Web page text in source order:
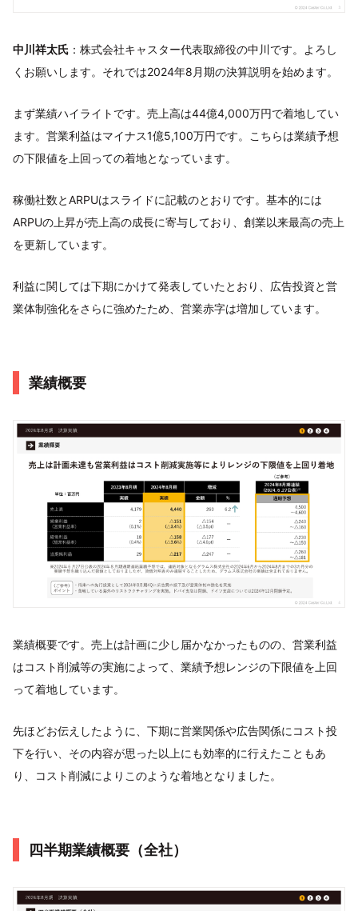
中川祥太氏 ：株式会社キャスター代表取締役の中川です。よろし
くお願いします。それでは2024年8月期の決算説明を始めます。
まず業績ハイライトです。売上高は44億4,000万円で着地してい
ます。営業利益はマイナス1億5,100万円です。こちらは業績予想
の下限値を上回っての着地となっています。
稼働社数とARPUはスライドに記載のとおりです。基本的には
ARPUの上昇が売上高の成長に寄与しており、創業以来最高の売上
を更新しています。
利益に関しては下期にかけて発表していたとおり、広告投資と営
業体制強化をさらに強めたため、営業赤字は増加しています。
業績概要
業績概要です。売上は計画に少し届かなかったものの、営業利益
はコスト削減等の実施によって、業績予想レンジの下限値を上回
って着地しています。
先ほどお伝えしたように、下期に営業関係や広告関係にコスト投
下を行い、その内容が思った以上にも効率的に行えたこともあ
り、コスト削減によりこのような着地となりました。
四半期業績概要（全社）